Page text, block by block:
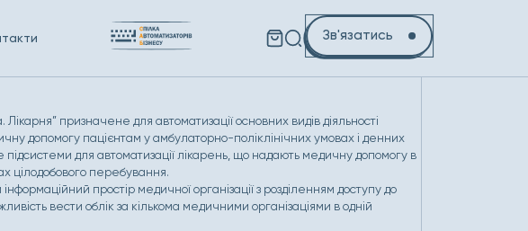
Зв'язатись
призначене для автоматизації основних видів діяльності
допомогу пацієнтам у амбулаторно-поліклінічних умовах і денних
для автоматизації лікарень, що надають медичну допомогу в
цілодобового перебування.
простір медичної організації з розділенням доступу до
вести облік за кількома медичними організаціями в одній